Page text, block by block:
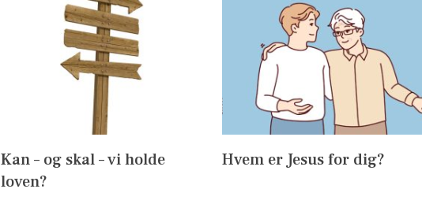
Kan – og skal – vi holde
loven?
Hvem er Jesus for dig?